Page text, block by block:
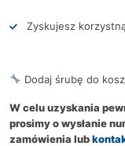
Zyskujesz
Dodaj śrubę do
W celu uzyskania
prosimy o wysłanie
zamówienia lub